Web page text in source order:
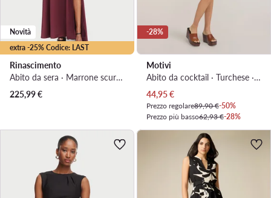
extra -25% Codice: LAST
Novità
Rinascimento
Abito da sera · Marrone scuro · Maxi
225,99€
-28%
Motivi
Abito da cocktail · Turchese · Mini
Prezzo attuale
44,95€
Prezzo regolare89,90 €-50%
Prezzo più basso62,93 €-28%